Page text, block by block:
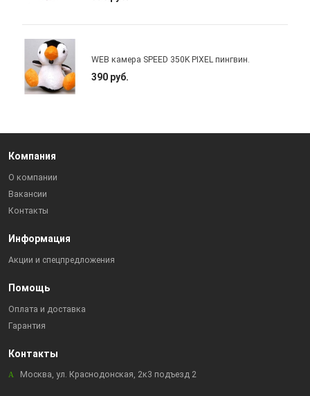
WEB камера SPEED 350K PIXEL пингвин.
390 руб.
Компания
О компании
Вакансии
Контакты
Информация
Акции и спецпредложения
Помощь
Оплата и доставка
Гарантия
Контакты
Москва, ул. Краснодонская, 2к3 подъезд 2